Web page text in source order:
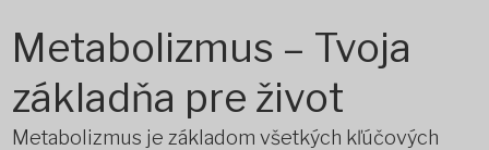
Metabolizmus – Tvoja
základňa pre život
Metabolizmus je základom všetkých kľúčových